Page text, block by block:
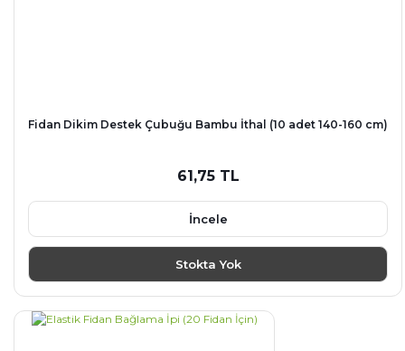
Fidan Dikim Destek Çubuğu Bambu İthal (10 adet 140-160 cm)
61,75 TL
İncele
Stokta Yok